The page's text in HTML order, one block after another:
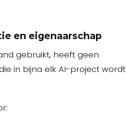
en eigenaarschap
gebruikt, heeft geen
in bijna elk AI-project wordt